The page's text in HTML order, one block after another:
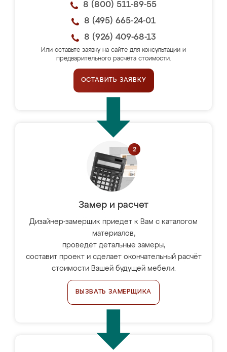
8 (800) 511-89-55
8 (495) 665-24-01
8 (926) 409-68-13
Или оставьте заявку на сайте для консультации и
предварительного расчёта стоимости.
ОСТАВИТЬ ЗАЯВКУ
Замер и расчет
Дизайнер-замерщик приедет к Вам с каталогом
материалов,
проведёт детальные замеры,
составит проект и сделает окончательный расчёт
стоимости Вашей будущей мебели.
ВЫЗВАТЬ ЗАМЕРЩИКА